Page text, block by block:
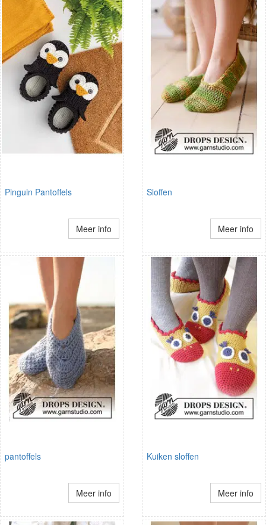
Pinguin Pantoffels
Meer info
Sloffen
Meer info
pantoffels
Meer info
Kuiken sloffen
Meer info